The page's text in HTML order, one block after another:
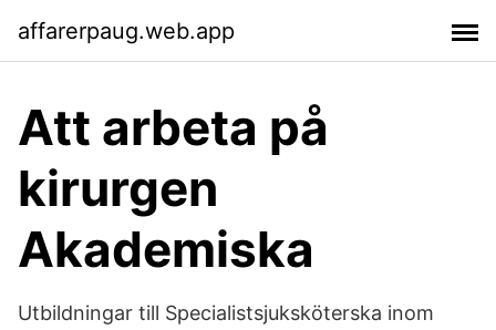
affarerpaug.web.app
Att arbeta på
kirurgen
Akademiska
Utbildningar till Specialistsjuksköterska inom